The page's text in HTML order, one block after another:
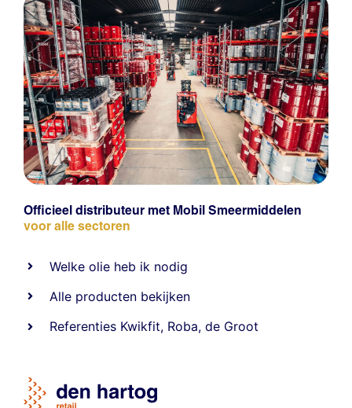
Officieel distributeur met Mobil Smeermiddelen
voor alle sectoren
Welke olie heb ik nodig
Alle producten bekijken
Referenties Kwikfit, Roba,de Groot